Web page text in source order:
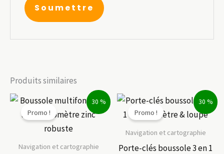
Produits similaires
30 %
Promo !
Navigation et cartographie
30 %
Promo !
Navigation et cartographie
Porte-clés boussole 3 en 1